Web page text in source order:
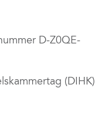
D-Z0QE-
(DIHK)